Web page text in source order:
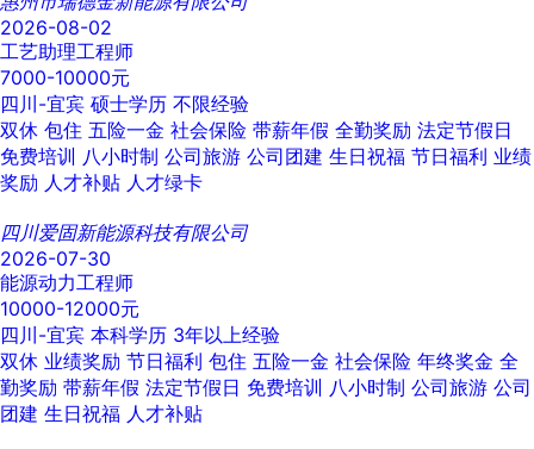
2026-08-02
工艺助理工程师
7000-10000元
四川-宜宾 硕士学历 不限经验
双休 包住 五险一金 社会保险 带薪年假 全勤奖励 法定节假日
免费培训 八小时制 公司旅游 公司团建 生日祝福 节日福利 业绩
奖励 人才补贴 人才绿卡
四川爱固新能源科技有限公司
2026-07-30
能源动力工程师
10000-12000元
四川-宜宾 本科学历 3年以上经验
双休 业绩奖励 节日福利 包住 五险一金 社会保险 年终奖金 全
勤奖励 带薪年假 法定节假日 免费培训 八小时制 公司旅游 公司
团建 生日祝福 人才补贴